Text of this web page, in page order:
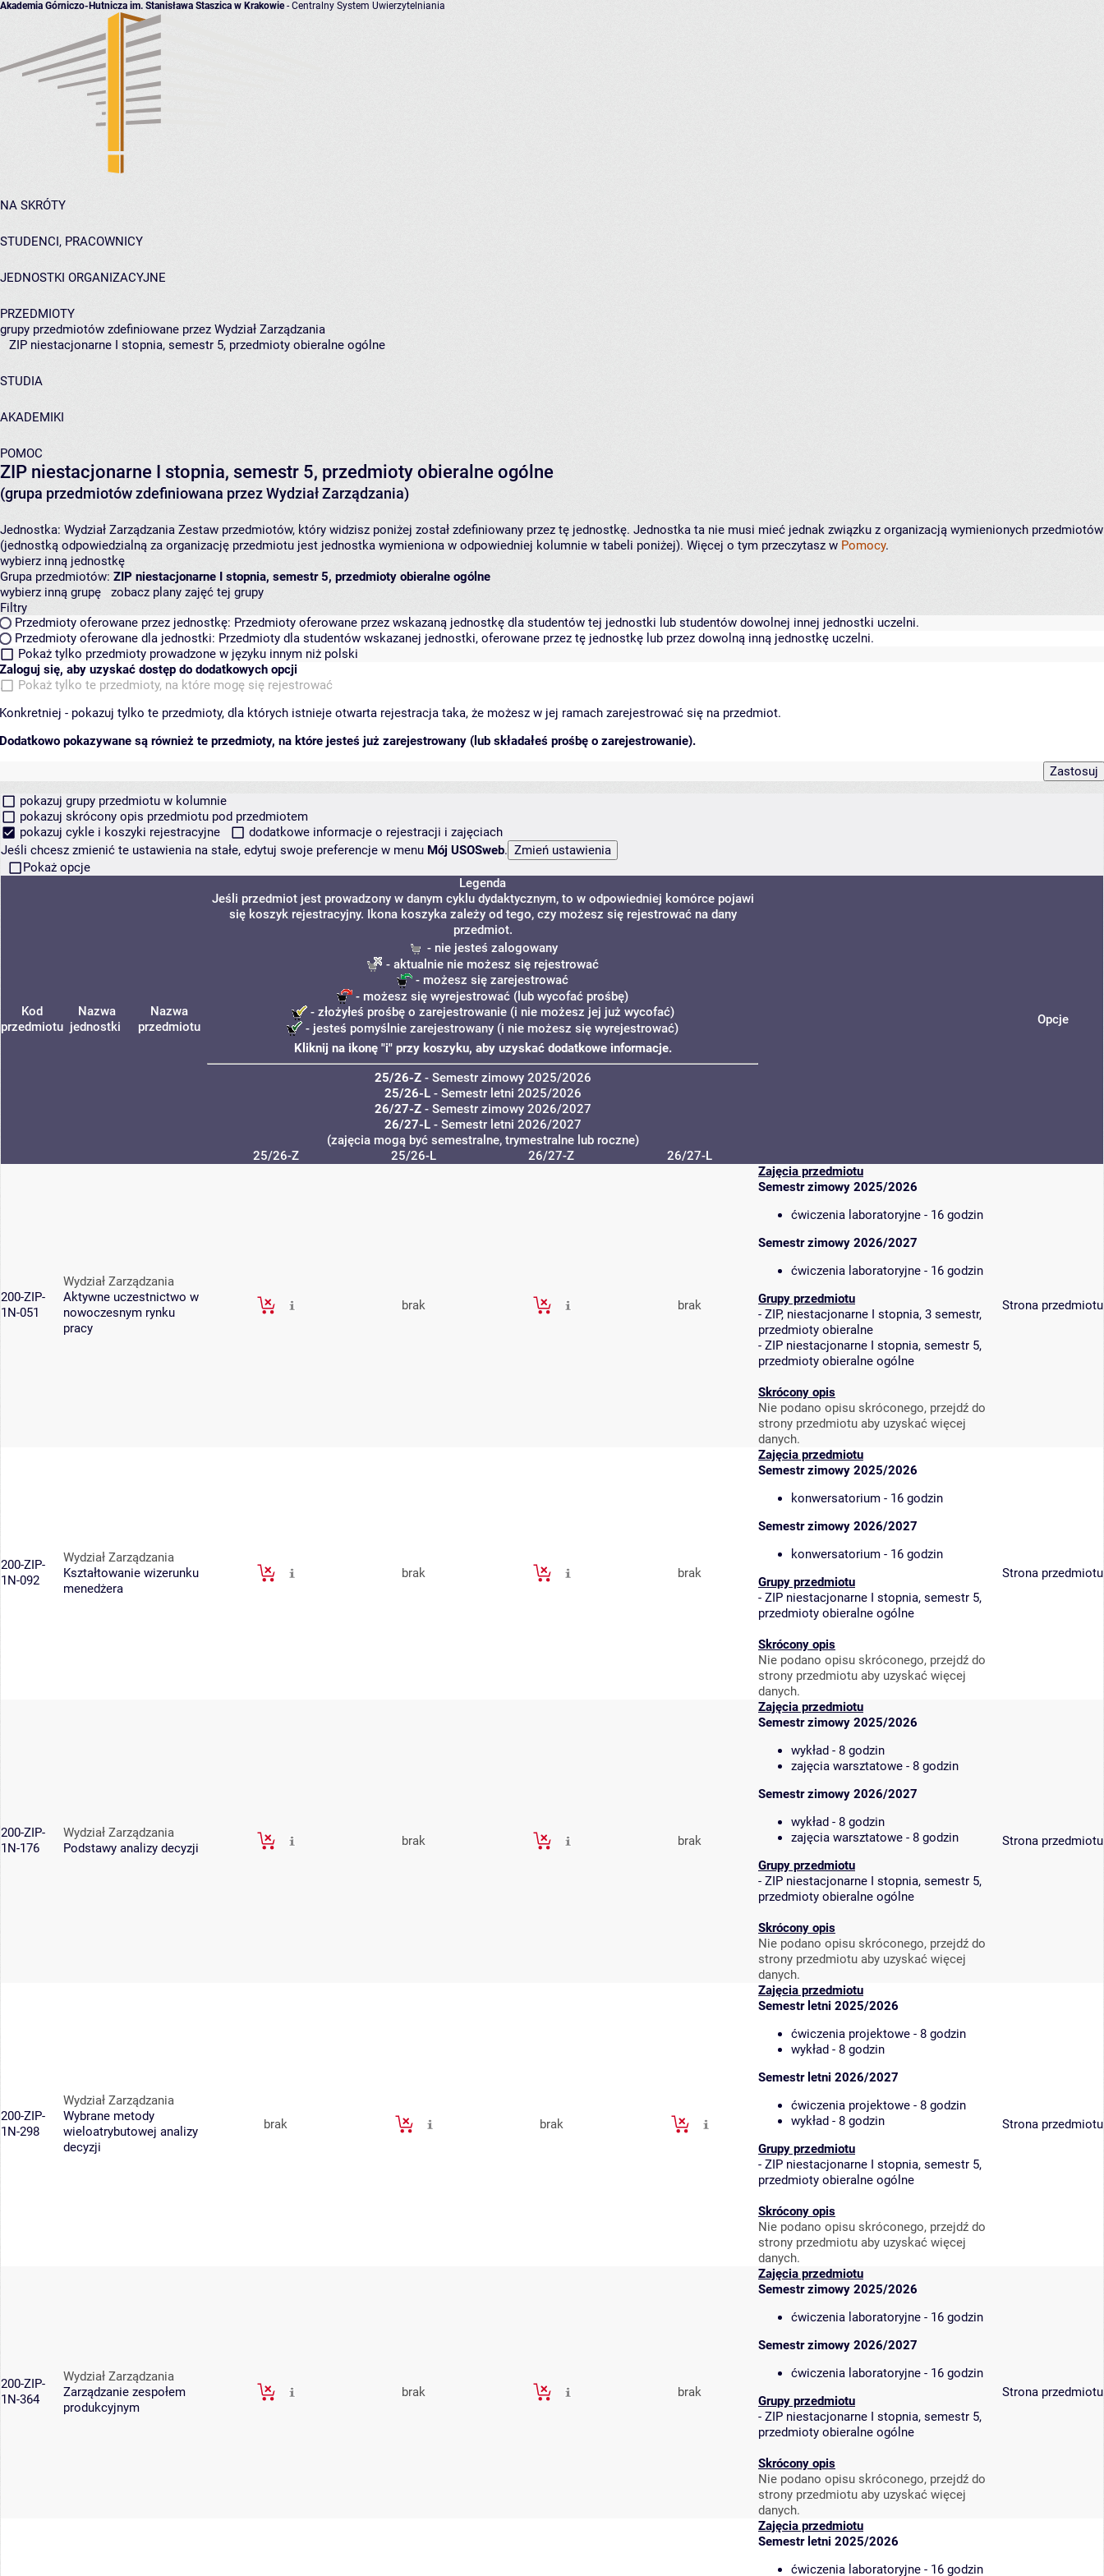
Akademia Górniczo-Hutnicza im. Stanisława Staszica w Krakowie- Centralny System Uwierzytelniania
NA SKRÓTY
STUDENCI, PRACOWNICY
JEDNOSTKI ORGANIZACYJNE
PRZEDMIOTY
grupy przedmiotów zdefiniowane przez Wydział Zarządzania
ZIP niestacjonarne I stopnia, semestr 5, przedmioty obieralne ogólne
STUDIA
AKADEMIKI
POMOC
ZIP niestacjonarne I stopnia, semestr 5, przedmioty obieralne ogólne
(grupa przedmiotów zdefiniowana przez Wydział Zarządzania)
Jednostka: Wydział Zarządzania Zestaw przedmiotów, który widzisz poniżej został zdefiniowany przez tę jednostkę. Jednostka ta nie musi mieć jednak związku z organizacją wymienionych przedmiotów
(jednostką odpowiedzialną za organizację przedmiotu jest jednostka wymieniona w odpowiedniej kolumnie w tabeli poniżej). Więcej o tym przeczytasz w Pomocy.
wybierz inną jednostkę
Grupa przedmiotów: ZIP niestacjonarne I stopnia, semestr 5, przedmioty obieralne ogólne
wybierz inną grupę
zobacz plany zajęć tej grupy
Filtry
Przedmioty oferowane przez jednostkę: Przedmioty oferowane przez wskazaną jednostkę dla studentów tej jednostki lub studentów dowolnej innej jednostki uczelni.
Przedmioty oferowane dla jednostki: Przedmioty dla studentów wskazanej jednostki, oferowane przez tę jednostkę lub przez dowolną inną jednostkę uczelni.
Pokaż tylko przedmioty prowadzone w języku innym niż polski
Zaloguj się, aby uzyskać dostęp do dodatkowych opcji
Pokaż tylko te przedmioty, na które mogę się rejestrować
Konkretniej - pokazuj tylko te przedmioty, dla których istnieje otwarta rejestracja taka, że możesz w jej ramach zarejestrować się na przedmiot.
Dodatkowo pokazywane są również te przedmioty, na które jesteś już zarejestrowany (lub składałeś prośbę o zarejestrowanie).
pokazuj grupy przedmiotu w kolumnie
pokazuj skrócony opis przedmiotu pod przedmiotem
pokazuj cykle i koszyki rejestracyjne
dodatkowe informacje o rejestracji i zajęciach
Jeśli chcesz zmienić te ustawienia na stałe, edytuj swoje preferencje w menu Mój USOSweb.
Pokaż opcje
Kod
przedmiotu
Nazwa
jednostki
Nazwa
przedmiotu
Legenda
Jeśli przedmiot jest prowadzony w danym cyklu dydaktycznym, to w odpowiedniej komórce pojawi
się koszyk rejestracyjny. Ikona koszyka zależy od tego, czy możesz się rejestrować na dany
przedmiot.
- nie jesteś zalogowany
- aktualnie nie możesz się rejestrować
- możesz się zarejestrować
- możesz się wyrejestrować (lub wycofać prośbę)
- złożyłeś prośbę o zarejestrowanie (i nie możesz jej już wycofać)
- jesteś pomyślnie zarejestrowany (i nie możesz się wyrejestrować)
Kliknij na ikonę "i" przy koszyku, aby uzyskać dodatkowe informacje.
25/26-Z- Semestr zimowy 2025/2026
25/26-L- Semestr letni 2025/2026
26/27-Z- Semestr zimowy 2026/2027
26/27-L- Semestr letni 2026/2027
(zajęcia mogą być semestralne, trymestralne lub roczne)
Opcje
25/26-Z 25/26-L 26/27-Z 26/27-L
200-ZIP-
1N-051
Wydział Zarządzania
Aktywne uczestnictwo w
nowoczesnym rynku
pracy
brak brak
Zajęcia przedmiotu
Semestr zimowy 2025/2026
ćwiczenia laboratoryjne - 16 godzin
Semestr zimowy 2026/2027
ćwiczenia laboratoryjne - 16 godzin
Grupy przedmiotu
- ZIP, niestacjonarne I stopnia, 3 semestr,
przedmioty obieralne
- ZIP niestacjonarne I stopnia, semestr 5,
przedmioty obieralne ogólne
Skrócony opis
Nie podano opisu skróconego, przejdź do
strony przedmiotu aby uzyskać więcej
danych.
Strona przedmiotu
200-ZIP-
1N-092
Wydział Zarządzania
Kształtowanie wizerunku
menedżera
brak brak
Zajęcia przedmiotu
Semestr zimowy 2025/2026
konwersatorium - 16 godzin
Semestr zimowy 2026/2027
konwersatorium - 16 godzin
Grupy przedmiotu
- ZIP niestacjonarne I stopnia, semestr 5,
przedmioty obieralne ogólne
Skrócony opis
Nie podano opisu skróconego, przejdź do
strony przedmiotu aby uzyskać więcej
danych.
Strona przedmiotu
200-ZIP-
1N-176
Wydział Zarządzania
Podstawy analizy decyzji
brak brak
Zajęcia przedmiotu
Semestr zimowy 2025/2026
wykład - 8 godzin
zajęcia warsztatowe - 8 godzin
Semestr zimowy 2026/2027
wykład - 8 godzin
zajęcia warsztatowe - 8 godzin
Grupy przedmiotu
- ZIP niestacjonarne I stopnia, semestr 5,
przedmioty obieralne ogólne
Skrócony opis
Nie podano opisu skróconego, przejdź do
strony przedmiotu aby uzyskać więcej
danych.
Strona przedmiotu
200-ZIP-
1N-298
Wydział Zarządzania
Wybrane metody
wieloatrybutowej analizy
decyzji
brak brak
Zajęcia przedmiotu
Semestr letni 2025/2026
ćwiczenia projektowe - 8 godzin
wykład - 8 godzin
Semestr letni 2026/2027
ćwiczenia projektowe - 8 godzin
wykład - 8 godzin
Grupy przedmiotu
- ZIP niestacjonarne I stopnia, semestr 5,
przedmioty obieralne ogólne
Skrócony opis
Nie podano opisu skróconego, przejdź do
strony przedmiotu aby uzyskać więcej
danych.
Strona przedmiotu
200-ZIP-
1N-364
Wydział Zarządzania
Zarządzanie zespołem
produkcyjnym
brak brak
Zajęcia przedmiotu
Semestr zimowy 2025/2026
ćwiczenia laboratoryjne - 16 godzin
Semestr zimowy 2026/2027
ćwiczenia laboratoryjne - 16 godzin
Grupy przedmiotu
- ZIP niestacjonarne I stopnia, semestr 5,
przedmioty obieralne ogólne
Skrócony opis
Nie podano opisu skróconego, przejdź do
strony przedmiotu aby uzyskać więcej
danych.
Strona przedmiotu
Zajęcia przedmiotu
Semestr letni 2025/2026
ćwiczenia laboratoryjne - 16 godzin